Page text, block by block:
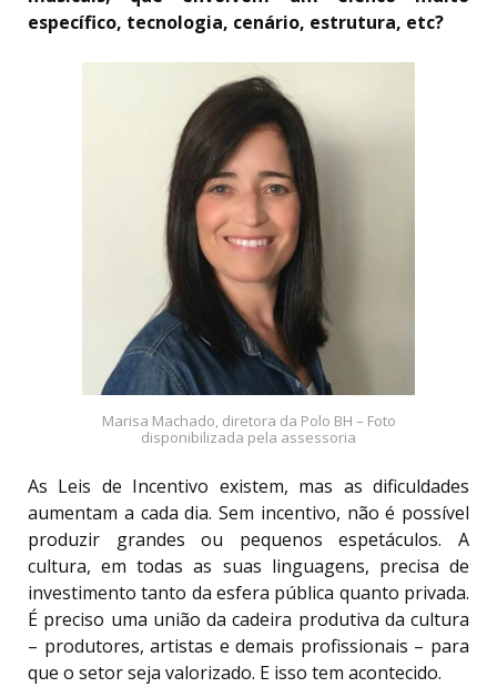
específico, tecnologia, cenário, estrutura, etc?
Marisa Machado, diretora da Polo BH – Foto
disponibilizada pela assessoria
As Leis de Incentivo existem, mas as dificuldades
aumentam a cada dia. Sem incentivo, não é possível
produzir grandes ou pequenos espetáculos. A
cultura, em todas as suas linguagens, precisa de
investimento tanto da esfera pública quanto privada.
É preciso uma união da cadeira produtiva da cultura
– produtores, artistas e demais profissionais – para
que o setor seja valorizado. E isso tem acontecido.